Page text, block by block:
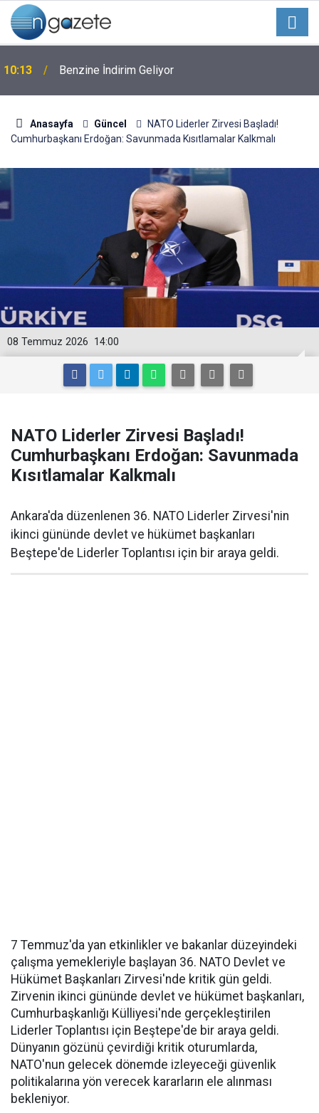
10:13 Benzine İndirim Geliyor
Anasayfa Güncel
NATO Liderler Zirvesi Başladı!
Cumhurbaşkanı Erdoğan: Savunmada Kısıtlamalar Kalkmalı
14:00
08 Temmuz 2026
NATO Liderler Zirvesi Başladı!
Cumhurbaşkanı Erdoğan: Savunmada
Kısıtlamalar Kalkmalı
Ankara'da düzenlenen 36. NATO Liderler Zirvesi'nin
ikinci gününde devlet ve hükümet başkanları
Beştepe'de Liderler Toplantısı için bir araya geldi.
7 Temmuz'da yan etkinlikler ve bakanlar düzeyindeki
çalışma yemekleriyle başlayan 36. NATO Devlet ve
Hükümet Başkanları Zirvesi'nde kritik gün geldi.
Zirvenin ikinci gününde devlet ve hükümet başkanları,
Cumhurbaşkanlığı Külliyesi'nde gerçekleştirilen
Liderler Toplantısı için Beştepe'de bir araya geldi.
Dünyanın gözünü çevirdiği kritik oturumlarda,
NATO'nun gelecek dönemde izleyeceği güvenlik
politikalarına yön verecek kararların ele alınması
bekleniyor.